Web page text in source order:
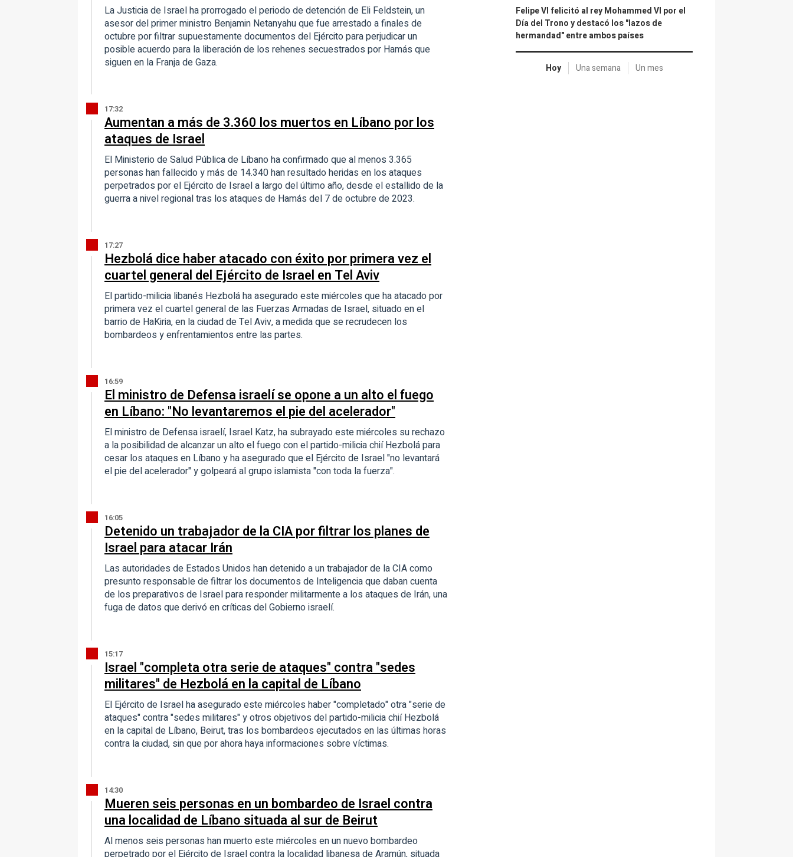
La Justicia de Israel ha prorrogado el periodo de detención de Eli Feldstein, un
asesor del primer ministro Benjamin Netanyahu que fue arrestado a finales de
octubre por filtrar supuestamente documentos del Ejército para perjudicar un
posible acuerdo para la liberación de los rehenes secuestrados por Hamás que
siguen en la Franja de Gaza.
17:32
Aumentan a más de 3.360 los muertos en Líbano por los
ataques de Israel
El Ministerio de Salud Pública de Líbano ha confirmado que al menos 3.365
personas han fallecido y más de 14.340 han resultado heridas en los ataques
perpetrados por el Ejército de Israel a largo del último año, desde el estallido de la
guerra a nivel regional tras los ataques de Hamás del 7 de octubre de 2023.
17:27
Hezbolá dice haber atacado con éxito por primera vez el
cuartel general del Ejército de Israel en Tel Aviv
El partido-milicia libanés Hezbolá ha asegurado este miércoles que ha atacado por
primera vez el cuartel general de las Fuerzas Armadas de Israel, situado en el
barrio de HaKiria, en la ciudad de Tel Aviv, a medida que se recrudecen los
bombardeos y enfrentamientos entre las partes.
16:59
El ministro de Defensa israelí se opone a un alto el fuego
en Líbano: "No levantaremos el pie del acelerador"
El ministro de Defensa israelí, Israel Katz, ha subrayado este miércoles su rechazo
a la posibilidad de alcanzar un alto el fuego con el partido-milicia chií Hezbolá para
cesar los ataques en Líbano y ha asegurado que el Ejército de Israel "no levantará
el pie del acelerador" y golpeará al grupo islamista "con toda la fuerza".
16:05
Detenido un trabajador de la CIA por filtrar los planes de
Israel para atacar Irán
Las autoridades de Estados Unidos han detenido a un trabajador de la CIA como
presunto responsable de filtrar los documentos de Inteligencia que daban cuenta
de los preparativos de Israel para responder militarmente a los ataques de Irán, una
fuga de datos que derivó en críticas del Gobierno israelí.
15:17
Israel "completa otra serie de ataques" contra "sedes
militares" de Hezbolá en la capital de Líbano
El Ejército de Israel ha asegurado este miércoles haber "completado" otra "serie de
ataques" contra "sedes militares" y otros objetivos del partido-milicia chií Hezbolá
en la capital de Líbano, Beirut, tras los bombardeos ejecutados en las últimas horas
contra la ciudad, sin que por ahora haya informaciones sobre víctimas.
14:30
Mueren seis personas en un bombardeo de Israel contra
una localidad de Líbano situada al sur de Beirut
Al menos seis personas han muerto este miércoles en un nuevo bombardeo
perpetrado por el Ejército de Israel contra la localidad libanesa de Aramún, situada
Felipe VI felicitó al rey Mohammed VI por el
Día del Trono y destacó los "lazos de
hermandad" entre ambos países
Hoy Una semana Un mes